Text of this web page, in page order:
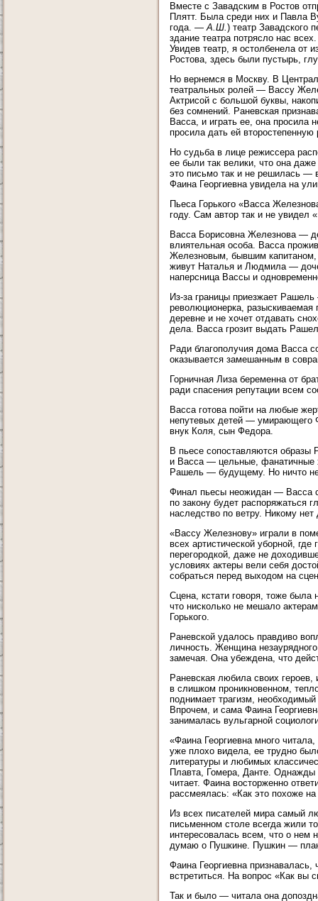
Вместе с Завадским в Ростов
Плятт. Была среди них и Павла
года. —А.Ш.) театр Завадского
здание театра потрясло нас
Увидев театр, я остолбенела от
Ростова, здесь были пустырь,
Но вернемся в Москву. В
театральных ролей — Вассу
Актрисой с большой буквы,
без сомнений. Раневская
Васса, и играть ее, она просила
просила дать ей
Но судьба в лице режиссера
ее были так велики, что она
это письмо так и не решилась —
Фаина Георгиевна увидела на
Пьеса Горького «Васса
году. Сам автор так и не увидел
Васса Борисовна Железнова —
влиятельная особа. Васса
Железновым, бывшим
живут Наталья и Людмила —
наперсница Вассы и
Из-за границы приезжает
революционерка, разыскиваемая
деревне и не хочет отдавать
дела. Васса грозит выдать
Ради благополучия дома Васса
оказывается замешанным в
Горничная Лиза беременна от
ради спасения репутации всем
Васса готова пойти на любые
непутевых детей — умирающего
внук Коля, сын Федора.
В пьесе сопоставляются
и Васса — цельные, фанатичные
Рашель — будущему. Но ничто
Финал пьесы неожидан — Васса
по закону будет распоряжаться
наследство по ветру. Никому
«Вассу Железнову» играли в
всех артистической уборной,
перегородкой, даже не
условиях актеры вели себя
собраться перед выходом на
Сцена, кстати говоря, тоже была
что нисколько не мешало
Горького.
Раневской удалось правдиво
личность. Женщина
замечая. Она убеждена, что
Раневская любила своих героев,
в слишком проникновенном,
поднимает трагизм,
Впрочем, и сама Фаина
занималась вульгарной
«Фаина Георгиевна много
уже плохо видела, ее трудно
литературы и любимых
Плавта, Гомера, Данте. Однажды
читает. Фаина восторженно
рассмеялась: «Как это похоже
Из всех писателей мира самый
письменном столе всегда жили
интересовалась всем, что о нем
думаю о Пушкине. Пушкин —
Фаина Георгиевна
встретиться. На вопрос «Как вы
Так и было — читала она